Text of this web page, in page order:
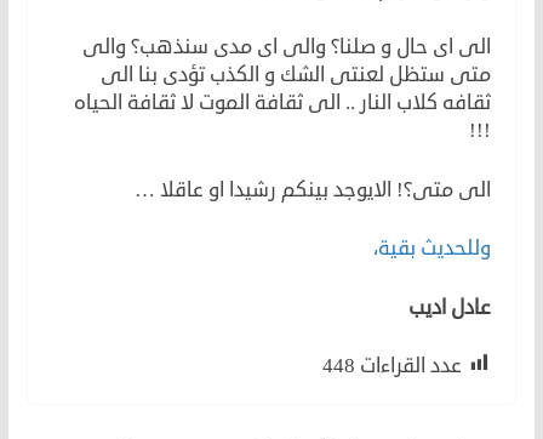
الى اى حال و صلنا؟ والى اى مدى سنذهب؟ والى
متى ستظل لعنتى الشك و الكذب تؤدى بنا الى
ثقافه كلاب النار .. الى ثقافة الموت لا ثقافة الحياه
!!!
الى متى؟! الايوجد بينكم رشيدا او عاقلا …
وللحديث بقية،
عادل اديب
عدد القراءات 448